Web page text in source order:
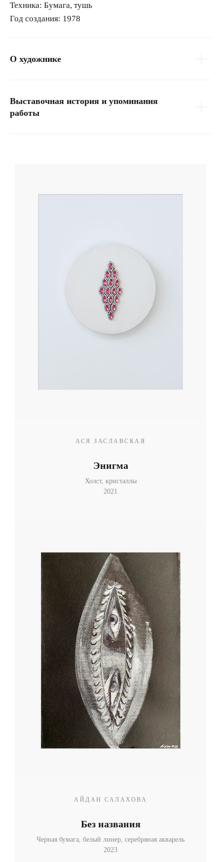
Техника: Бумага, тушь
Год создания: 1978
О художнике
Выставочная история и упоминания
работы
АСЯ ЗАСЛАВСКАЯ
Энигма
Холст, кристаллы
2021
АЙДАН САЛАХОВА
Без названия
Черная бумага, белый линер, серебряная акварель
2023
Топ-лист
Новинки
Подарки
Сеты
Мебель
Свет
Декор
Посуда
Искусство
Ценность обретения
визуального
комфорта
Купить за 100 000 ₽
Купить за 100 000 ₽